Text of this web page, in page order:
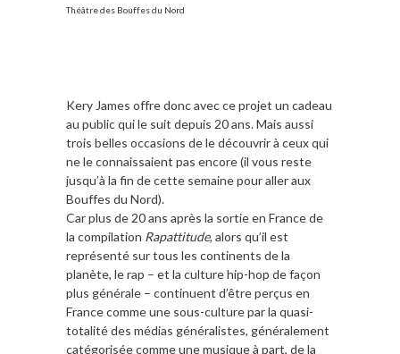
Théâtre des Bouffes du Nord
Kery James offre donc avec ce projet un cadeau
au public qui le suit depuis 20 ans. Mais aussi
trois belles occasions de le découvrir à ceux qui
ne le connaissaient pas encore (il vous reste
jusqu’à la fin de cette semaine pour aller aux
Bouffes du Nord).
Car plus de 20 ans après la sortie en France de
la compilation Rapattitude, alors qu’il est
représenté sur tous les continents de la
planète, le rap – et la culture hip-hop de façon
plus générale – continuent d’être perçus en
France comme une sous-culture par la quasi-
totalité des médias généralistes, généralement
catégorisée comme une musique à part, de la